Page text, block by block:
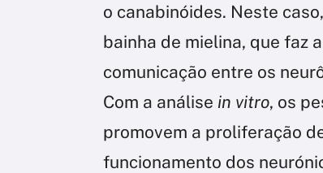
o canabinóides. Neste
bainha de mielina, que faz
comunicação entre os
Com a análise in vitro, os
promovem a proliferação
funcionamento dos